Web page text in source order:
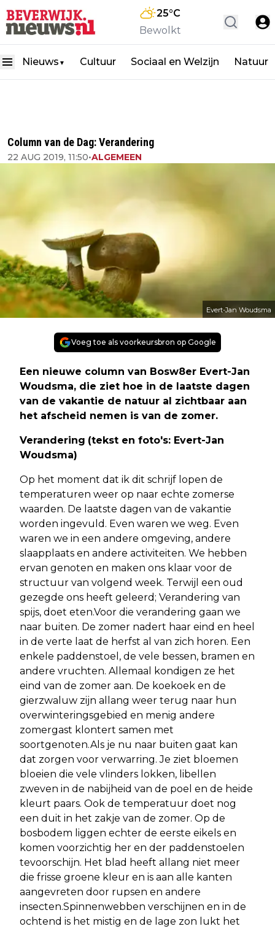
25°C
Bewolkt
Nieuws ▼ Cultuur Sociaal en Welzijn Natuur
Column van de Dag: Verandering
22 AUG 2019, 11:50•ALGEMEEN
Evert-Jan Woudsma
Voeg toe als voorkeursbron op Google
Een nieuwe column van Bosw8er Evert-Jan
Woudsma, die ziet hoe in de laatste dagen
van de vakantie de natuur al zichtbaar aan
het afscheid nemen is van de zomer.
Verandering (tekst en foto's: Evert-Jan
Woudsma)
Op het moment dat ik dit schrijf lopen de
temperaturen weer op naar echte zomerse
waarden. De laatste dagen van de vakantie
worden ingevuld. Even waren we weg. Even
waren we in een andere omgeving, andere
slaapplaats en andere activiteiten. We hebben
ervan genoten en maken ons klaar voor de
structuur van volgend week. Terwijl een oud
gezegde ons heeft geleerd; Verandering van
spijs, doet eten.Voor die verandering gaan we
naar buiten. De zomer nadert haar eind en heel
in de verte laat de herfst al van zich horen. Een
enkele paddenstoel, de vele bessen, bramen en
andere vruchten. Allemaal kondigen ze het
eind van de zomer aan. De koekoek en de
gierzwaluw zijn allang weer terug naar hun
overwinteringsgebied en menig andere
zomergast klontert samen met
soortgenoten.Als je nu naar buiten gaat kan
dat zorgen voor verwarring. Je ziet bloemen
bloeien die vele vlinders lokken, libellen
zweven in de nabijheid van de poel en de heide
kleurt paars. Ook de temperatuur doet nog
een duit in het zakje van de zomer. Op de
bosbodem liggen echter de eerste eikels en
komen voorzichtig her en der paddenstoelen
tevoorschijn. Het blad heeft allang niet meer
die frisse groene kleur en is aan alle kanten
aangevreten door rupsen en andere
insecten.Spinnenwebben verschijnen en in de
ochtend is het mistig en de lage zon lukt het